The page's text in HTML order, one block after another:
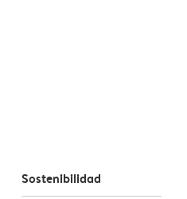
Sostenibilidad